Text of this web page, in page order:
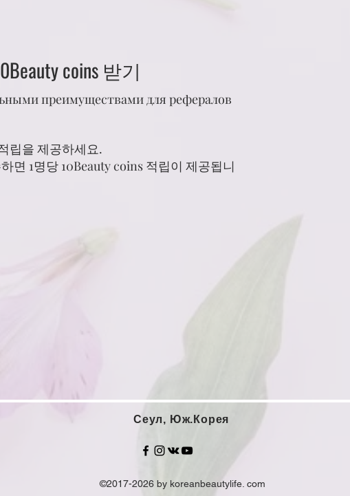
coins 받기
преимуществами для рефералов
립을 제공하세요.
면 1명당 10Beauty coins 적립이 제공됩니
Сеул, Юж.Корея
©2017-2026 by koreanbeautylife. com